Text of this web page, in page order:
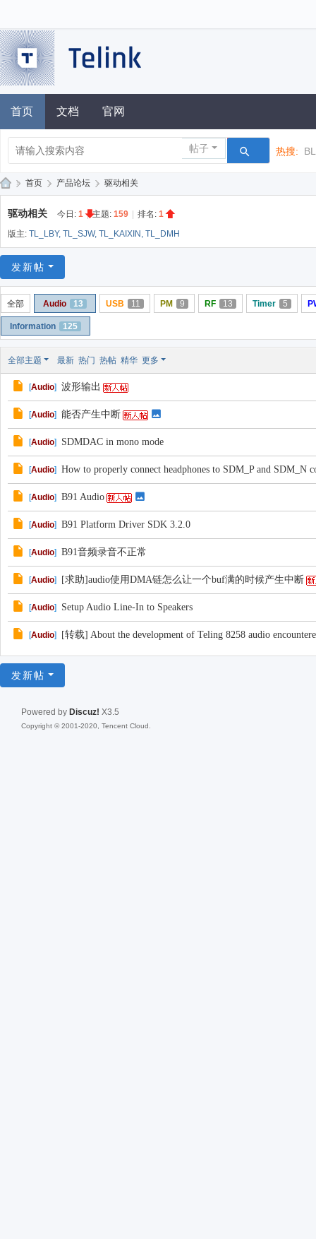
首页 文档 官网
帖子 热搜:
论
坛
» 首页 › 产品论坛 › 驱动相关
驱动相关 今日: 1 | 主题: 159 排名: 1
版主: TL_LBY, TL_SJW, TL_KAIXIN , TL_DMH
发新帖
全部 Audio 13 USB 11 PM 9 RF 13 Timer 5
Information 125
全部主题 最新 热门 热帖 精华 更多
[Audio] 波形输出
[Audio] 能否产生中断
[Audio] SDMDAC in mono mode
[Audio] How to properly connect headphones to SDM_P and SDM_N
[Audio] B91 Audio
[Audio] B91 Platform Driver SDK 3.2.0
[Audio] B91音频录音不正常
[Audio] [求助]audio使用DMA链怎么让一个buf满的时候产生中断
[Audio] Setup Audio Line-In to Speakers
[Audio] [转载] About the development of Teling 8258 audio
发新帖
Powered by Discuz! X3.5
Copyright © 2001-2020, Tencent Cloud.